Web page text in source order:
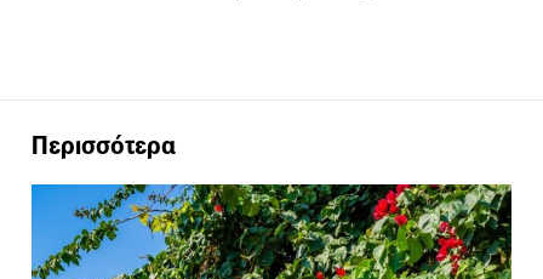
Περισσότερα